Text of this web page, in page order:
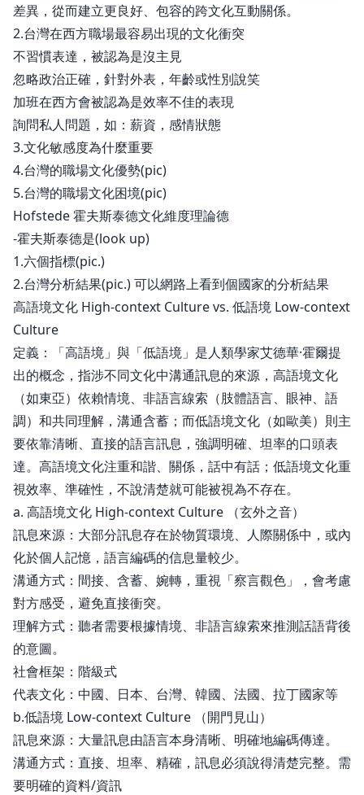
差異，從而建立更良好、包容的跨文化互動關係。
2.台灣在西方職場最容易出現的文化衝突
不習慣表達，被認為是沒主見
忽略政治正確，針對外表，年齡或性別說笑
加班在西方會被認為是效率不佳的表現
詢問私人問題，如：薪資，感情狀態
3.文化敏感度為什麼重要
4.台灣的職場文化優勢(pic)
5.台灣的職場文化困境(pic)
Hofstede 霍夫斯泰德文化維度理論德
-霍夫斯泰德是(look up)
1.六個指標(pic.)
2.台灣分析結果(pic.) 可以網路上看到個國家的分析結果
高語境文化 High-context Culture vs. 低語境 Low-context
Culture
定義：「高語境」與「低語境」是人類學家艾德華·霍爾提
出的概念，指涉不同文化中溝通訊息的來源，高語境文化
（如東亞）依賴情境、非語言線索（肢體語言、眼神、語
調）和共同理解，溝通含蓄；而低語境文化（如歐美）則主
要依靠清晰、直接的語言訊息，強調明確、坦率的口頭表
達。高語境文化注重和諧、關係，話中有話；低語境文化重
視效率、準確性，不說清楚就可能被視為不存在。
a. 高語境文化 High-context Culture （玄外之音）
訊息來源：大部分訊息存在於物質環境、人際關係中，或內
化於個人記憶，語言編碼的信息量較少。
溝通方式：間接、含蓄、婉轉，重視「察言觀色」，會考慮
對方感受，避免直接衝突。
理解方式：聽者需要根據情境、非語言線索來推測話語背後
的意圖。
社會框架：階級式
代表文化：中國、日本、台灣、韓國、法國、拉丁國家等
b.低語境 Low-context Culture （開門見山）
訊息來源：大量訊息由語言本身清晰、明確地編碼傳達。
溝通方式：直接、坦率、精確，訊息必須說得清楚完整。需
要明確的資料/資訊